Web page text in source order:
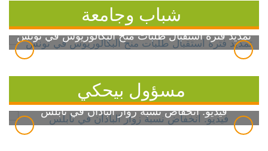
شباب وجامعة
تمديد فترة استقبال طلبات منح البكالوريوس في تونس
مسؤول بيحكي
فيديو: انخفاض نسبة زوار الباذان في نابلس